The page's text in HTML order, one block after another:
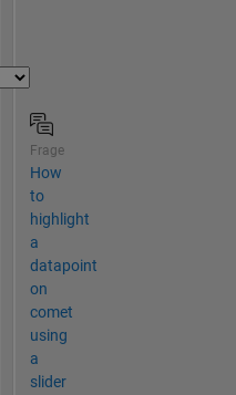
Frage
How
to
highlight
a
datapoint
on
comet
using
a
slider